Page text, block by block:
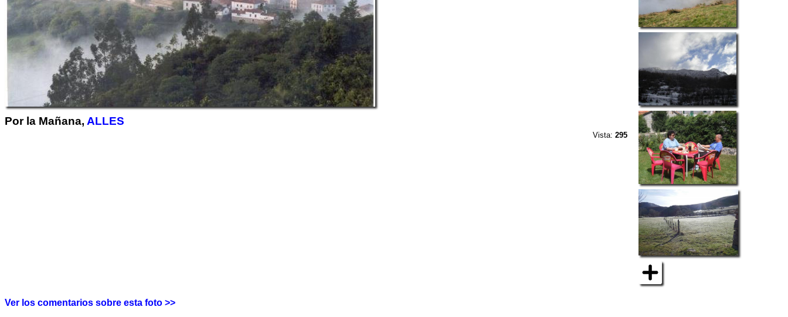
Por la Mañana, ALLES
Vista:295
Ver los comentarios sobre esta foto >>